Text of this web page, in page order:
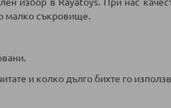
малко съкровище.
и колко дълго бихте го